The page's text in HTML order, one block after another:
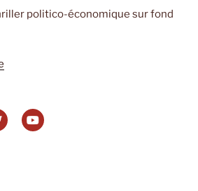
politico-économique sur fond
de
Jean-